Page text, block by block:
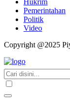
Hukrim
Pemerintahan
Politik
Video
Copyright @2025